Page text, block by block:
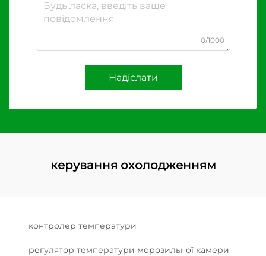
0/1000
Надіслати
керування охолодженням
контролер температури
регулятор температури морозильної камери